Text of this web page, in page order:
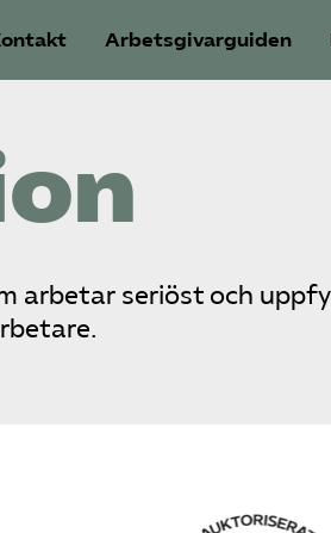
Arbetsgivarguiden
seriöst och